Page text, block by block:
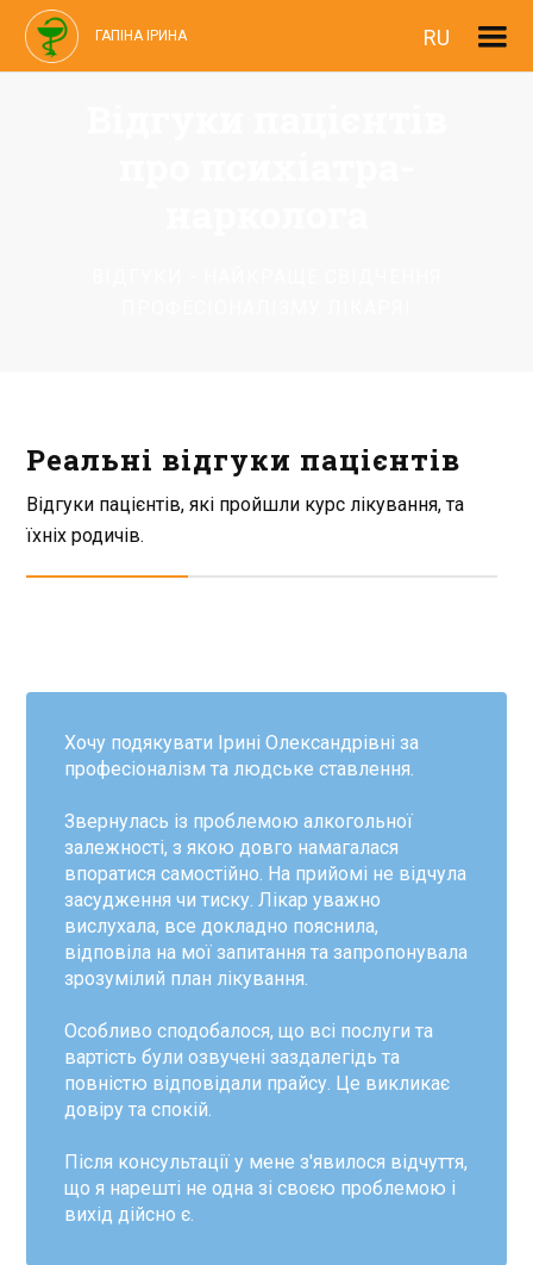
ГАПІНА ІРИНА RU
Реальні відгуки пацієнтів
Відгуки пацієнтів, які пройшли курс лікування, та
їхніх родичів.
Хочу подякувати Ірині Олександрівні за
професіоналізм та людське ставлення.
Звернулась із проблемою алкогольної
залежності, з якою довго намагалася
впоратися самостійно. На прийомі не відчула
засудження чи тиску. Лікар уважно
вислухала, все докладно пояснила,
відповіла на мої запитання та запропонувала
зрозумілий план лікування.
Особливо сподобалося, що всі послуги та
вартість були озвучені заздалегідь та
повністю відповідали прайсу. Це викликає
довіру та спокій.
Після консультації у мене з'явилося відчуття,
що я нарешті не одна зі своєю проблемою і
вихід дійсно є.